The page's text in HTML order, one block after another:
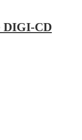
DIGI-CD